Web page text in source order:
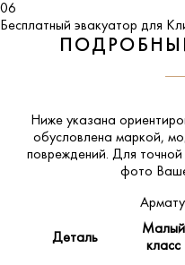
06
Бесплатный эвакуатор для
Ниже указана
обусловлена маркой,
повреждений. Для
фото
Деталь
Малый
класс